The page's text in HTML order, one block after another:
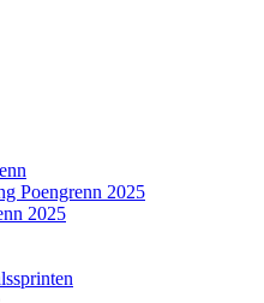
Poengrenn 2025
2025